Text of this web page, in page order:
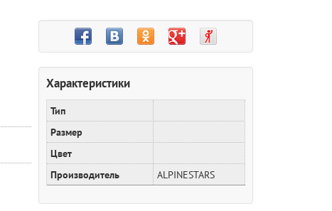
Характеристики
Тип
Размер
Цвет
Производитель
ALPINESTARS